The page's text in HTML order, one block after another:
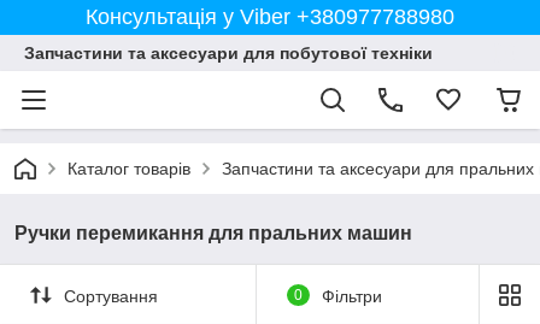
Консультація у Viber +380977788980
Запчастини та аксесуари для побутової техніки
Каталог товарів Запчастини та аксесуари для
Ручки перемикання для пральних машин
Сортування 0 Фільтри